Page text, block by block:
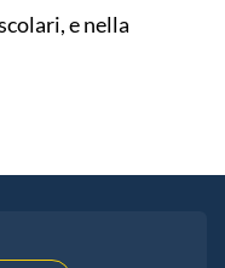
e nella